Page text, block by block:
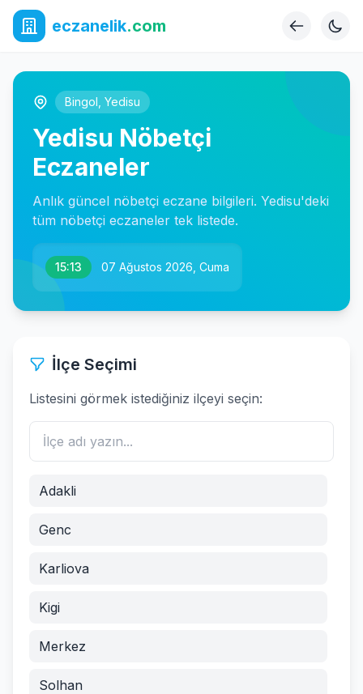
eczanelik.com
Bingol Yedisu
Yedisu Nöbetçi
Eczaneler
Anlık güncel nöbetçi eczane bilgileri. Yedisu'deki
tüm nöbetçi eczaneler tek listede.
15:13 07 Ağustos 2026, Cuma
İlçe Seçimi
Listesini görmek istediğiniz ilçeyi seçin:
Adakli
Genc
Karliova
Kigi
Merkez
Solhan